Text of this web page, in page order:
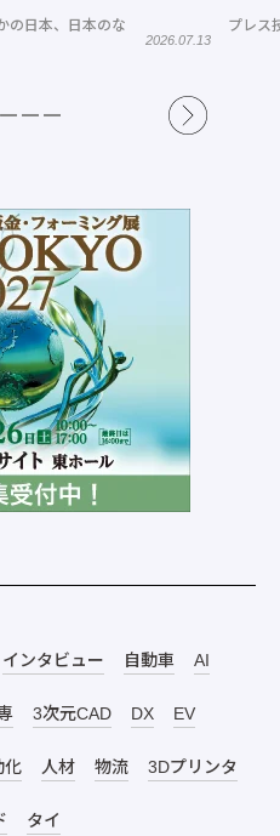
証する」 2026.07.23
インタビュー 自動車 AI
3次元CAD DX EV
化 人材 物流 3Dプリンタ
タイ